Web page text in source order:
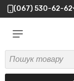
(067) 530-62-62